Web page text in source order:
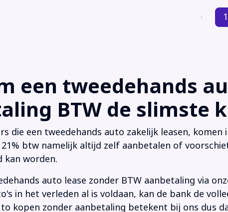
‹ 1
een tweedehands
BTW de slimste
die een tweedehands auto zakelijk leasen,
btw namelijk altijd zelf aanbetalen of
kan worden.
auto lease zonder BTW aanbetaling via
in het verleden al is voldaan, kan de bank de
kopen zonder aanbetaling betekent bij ons dus